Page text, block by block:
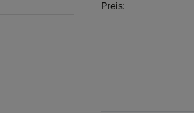
Preis: